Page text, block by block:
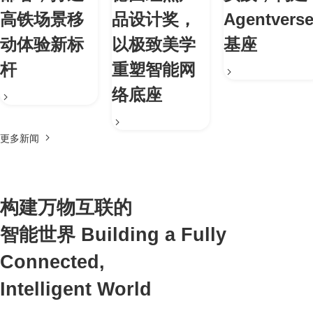
高铁场景移
动体验新标
杆
品设计奖，
以极致美学
重塑智能网
络底座
Agentverse
基座
更多新闻
构建万物互联的
智能世界 Building a Fully
Connected,
Intelligent World